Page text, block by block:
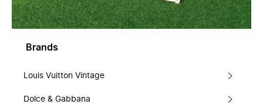
Brands
Louis Vuitton Vintage
Dolce & Gabbana